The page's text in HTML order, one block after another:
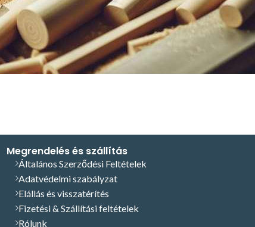
Megrendelés és szállítás
Általános Szerződési Feltételek
Adatvédelmi szabályzat
Elállás és visszatérítés
Fizetési & Szállítási feltételek
Rólunk